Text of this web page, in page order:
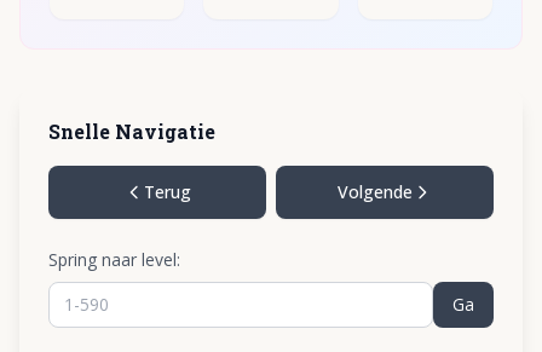
Snelle Navigatie
Terug Volgende
Spring naar level:
Ga